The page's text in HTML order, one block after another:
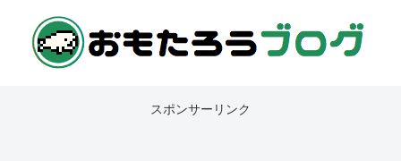
スポンサーリンク